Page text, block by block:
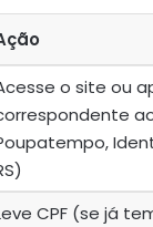
o site ou
CPF (se já